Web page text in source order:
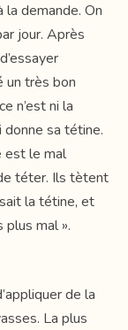
la demande. On
jour. Après
un très bon
n’est ni la
donne sa tétine.
est le mal
téter. Ils tètent
la tétine, et
plus mal ».
de la
La plus